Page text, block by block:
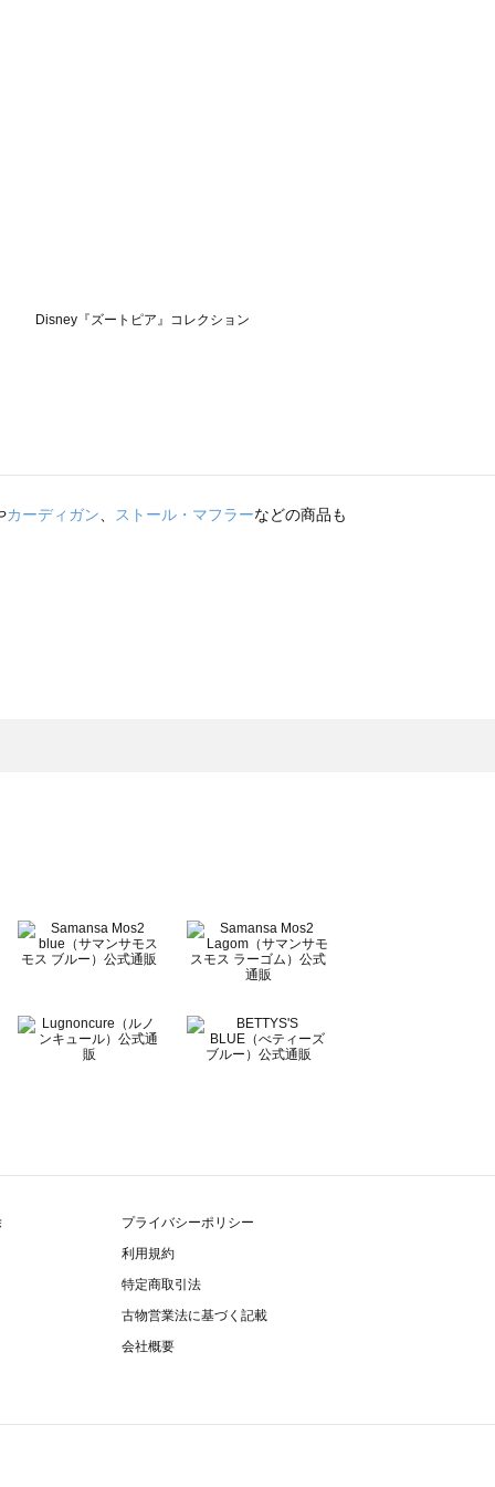
カーディガン ストール・マフラーなどの商品も
プライバシーポリシー
利用規約
特定商取引法
古物営業法に基づく記載
会社概要